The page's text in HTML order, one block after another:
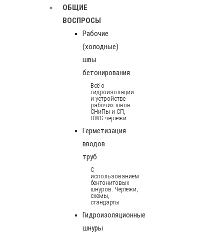
ОБЩИЕ
ВОСПРОСЫ
Рабочие
(холодные)
швы
бетонирования
Всё о
гидроизоляции
и устройстве
рабочих швов:
СНиПы и СП,
DWG чертежи
Герметизация
вводов
труб
С
использованием
бентонитовых
шнуров. Чертежи,
схемы,
стандарты
Гидроизоляционные
шнуры